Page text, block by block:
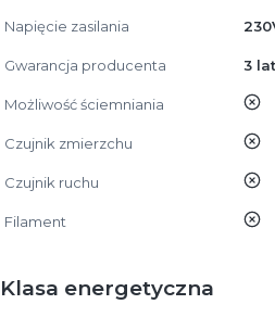
Napięcie zasilania
Gwarancja producenta 3
Możliwość ściemniania nie
Czujnik zmierzchu nie
Czujnik ruchu nie
Filament nie
Klasa energetyczna